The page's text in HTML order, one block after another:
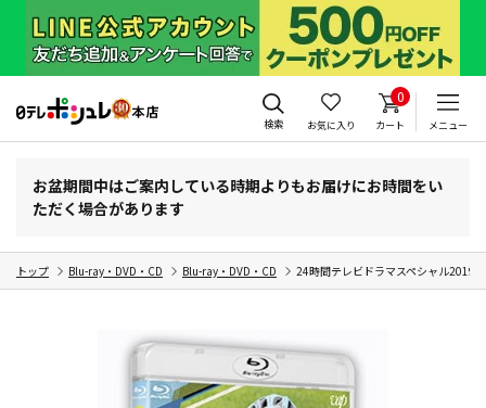
検索 お気に入り
0
カート メニュー
お盆期間中はご案内している時期よりもお届けにお時間をい
ただく場合があります
トップ Blu-ray・DVD・CD Blu-ray・DVD・CD 24時間テレビドラマスペシャル2019